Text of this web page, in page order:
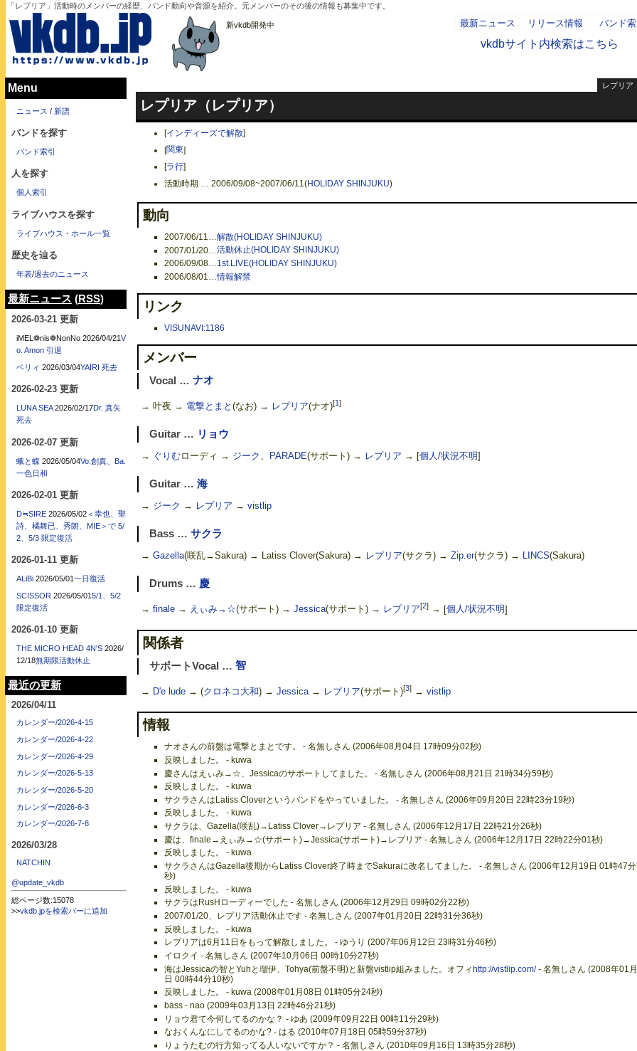
「レプリア」活動時のメンバーの経歴、バンド動向や音源を紹介。元メンバーのその後の情報も募集中です。
新vkdb開発中 最新ニュース リリース情報 バンド
vkdbサイト内検索はこちら
レプリア
レプリア（レプリア）
[インディーズで解散]
[関東]
[ラ行]
活動時期 … 2006/09/08~2007/06/11(HOLIDAY SHINJUKU)
動向
2007/06/11…解散(HOLIDAY SHINJUKU)
2007/01/20
活動休止(HOLIDAY SHINJUKU)
2006/09/08…1st.LIVE(HOLIDAY SHINJUKU)
2006/08/01…情報解禁
リンク
VISUNAVI:1186
メンバー
Vocal … ナオ
→ 叶夜 → 電撃とまと (なお) → レプリア(ナオ)[1]
Guitar … リョウ
→ ぐりむローディ → ジーク 、 PARADE(サポート) → レプリア → [個人/状況不明]
Guitar … 海
→ ジーク → レプリア → vistlip
Bass … サクラ
→ Gazella(咲乱→Sakura) → Latiss Clover(Sakura) → レプリア(サクラ) → Zip.er(サクラ) → LINCS(Sakura)
Drums … 慶
→ finale→ えぃみ→☆(サポート) → Jessica(サポート) → レプリア[2]→ [個人/状況不明]
関係者
サポートVocal … 智
→ D'e lude→ (クロネコ大和) → Jessica→ レプリア(サポート)[3]→ vistlip
情報
ナオさんの前盤は電撃とまとです。 - 名無しさん (2006年08月04日 17時09分02秒)
反映しました。 - kuwa
慶さんはえぃみ→☆、Jessicaのサポートしてました。 - 名無しさん (2006年08月21日 21時34分59秒)
反映しました。 - kuwa
サクラさんはLatiss Cloverというバンドをやっていました。 - 名無しさん (2006年09月20日 22時23分19秒)
反映しました。 - kuwa
サクラは、Gazella(咲乱)→Latiss Clover→レプリア - 名無しさん (2006年12月17日 22時21分26秒)
慶は、finale→えぃみ→☆(サポート)→Jessica(サポート)→レプリア - 名無しさん (2006年12月17日 22時22分01秒)
反映しました。 - kuwa
サクラさんはGazella後期からLatiss Clover終了時までSakuraに改名してました。 - 名無しさん (2006年12月19日 01時47
秒)
反映しました。 - kuwa
サクラはRusHローディーでした - 名無しさん (2006年12月29日 09時02分22秒)
2007/01/20、レプリア活動休止です - 名無しさん (2007年01月20日 22時31分36秒)
反映しました。 - kuwa
レプリアは6月11日をもって解散しました。 - ゆうり (2007年06月12日 23時31分46秒)
イロクイ - 名無しさん (2007年10月06日 00時10分27秒)
海はJessicaの智とYuhと瑠伊、Tohya(前盤不明)と新盤vistlip組みました。オフィhttp://vistlip.com/- 名無しさん (2008年01
日 00時44分10秒)
反映しました。 - kuwa (2008年01月08日 01時05分24秒)
bass - nao (2009年03月13日 22時46分21秒)
リョウ君て今何してるのかな？ - ゆあ (2009年09月22日 00時11分29秒)
なおくんなにしてるのかな? - はる (2010年07月18日 05時59分37秒)
りょうたむの行方知ってる人いないですか？ - 名無しさん (2010年09月16日 13時35分28秒)
Menu
ニュース / 新譜
バンドを探す
バンド索引
人を探す
個人索引
ライブハウスを探す
ライブハウス・ホール一覧
歴史を辿る
年表/過去のニュース
最新ニュース (RSS)
2026-03-21 更新
iMEL❁nis❁NonNo 2026/04/21 V
o. Amon 引退
ベリィ 2026/03/04YAIRI 死去
2026-02-23 更新
LUNA SEA 2026/02/17Dr. 真矢
死去
2026-02-07 更新
蛾と蝶 2026/05/04Vo.創真、Ba.
一色日和
2026-02-01 更新
D≒SIRE 2026/05/02＜幸也、聖
詩、橘舞已、秀朗、MIE＞で 5/
2、5/3 限定復活
2026-01-11 更新
ALiBi 2026/05/01一日復活
SCISSOR 2026/05/015/1、5/2
限定復活
2026-01-10 更新
THE MICRO HEAD 4N'S 2026/
12/18無期限活動休止
最近の更新
2026/04/11
カレンダー/2026-4-15
カレンダー/2026-4-22
カレンダー/2026-4-29
カレンダー/2026-5-13
カレンダー/2026-5-20
カレンダー/2026-6-3
カレンダー/2026-7-8
2026/03/28
NATCHIN
@update_vkdb
総ページ数:15078
>>vkdb.jpを検索バーに追加